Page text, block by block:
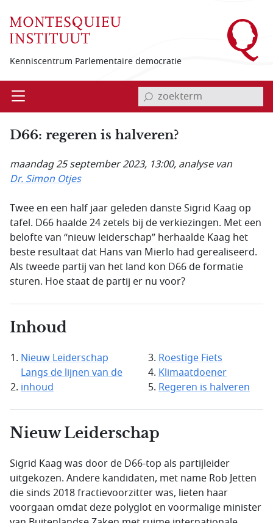
Kenniscentrum Parlementaire democratie
Open invoerveld zoekterm
D66: regeren is halveren?
maandag 25 september 2023, 13:00, analyse van
Dr. Simon Otjes
Twee en een half jaar geleden danste Sigrid Kaag op
tafel. D66 haalde 24 zetels bij de verkiezingen. Met een
belofte van “nieuw leiderschap” herhaalde Kaag het
beste resultaat dat Hans van Mierlo had gerealiseerd.
Als tweede partij van het land kon D66 de formatie
sturen. Hoe staat de partij er nu voor?
Inhoud
Nieuw Leiderschap
Langs de lijnen van de
inhoud
Roestige Fiets
Klimaatdoener
Regeren is halveren
Nieuw Leiderschap
Sigrid Kaag was door de D66-top als partijleider
uitgekozen. Andere kandidaten, met name Rob Jetten
die sinds 2018 fractievoorzitter was, lieten haar
voorgaan omdat deze polyglot en voormalige minister